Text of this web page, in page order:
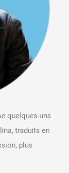
quelques-uns
traduits en
plus